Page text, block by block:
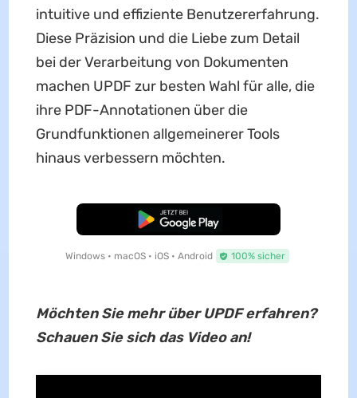
intuitive und effiziente Benutzererfahrung.
Diese Präzision und die Liebe zum Detail
bei der Verarbeitung von Dokumenten
machen UPDF zur besten Wahl für alle, die
ihre PDF-Annotationen über die
Grundfunktionen allgemeinerer Tools
hinaus verbessern möchten.
Kostenloser Download
Windows • macOS • iOS • Android 100% sicher
Möchten Sie mehr über UPDF erfahren?
Schauen Sie sich das Video an!